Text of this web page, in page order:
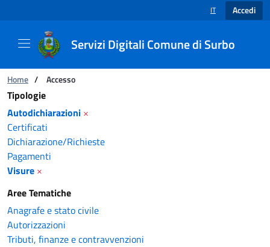
SELEZIONE
IT Accedi
Servizi Digitali Comune di Surbo
Catalogo servizi
Ti trovi in:
Home / Accesso
Tipologie
Autodichiarazioni ×
Certificati
Dichiarazione/Richieste
Pagamenti
Visure ×
Aree Tematiche
Anagrafe e stato civile
Autorizzazioni
Tributi, finanze e contravvenzioni